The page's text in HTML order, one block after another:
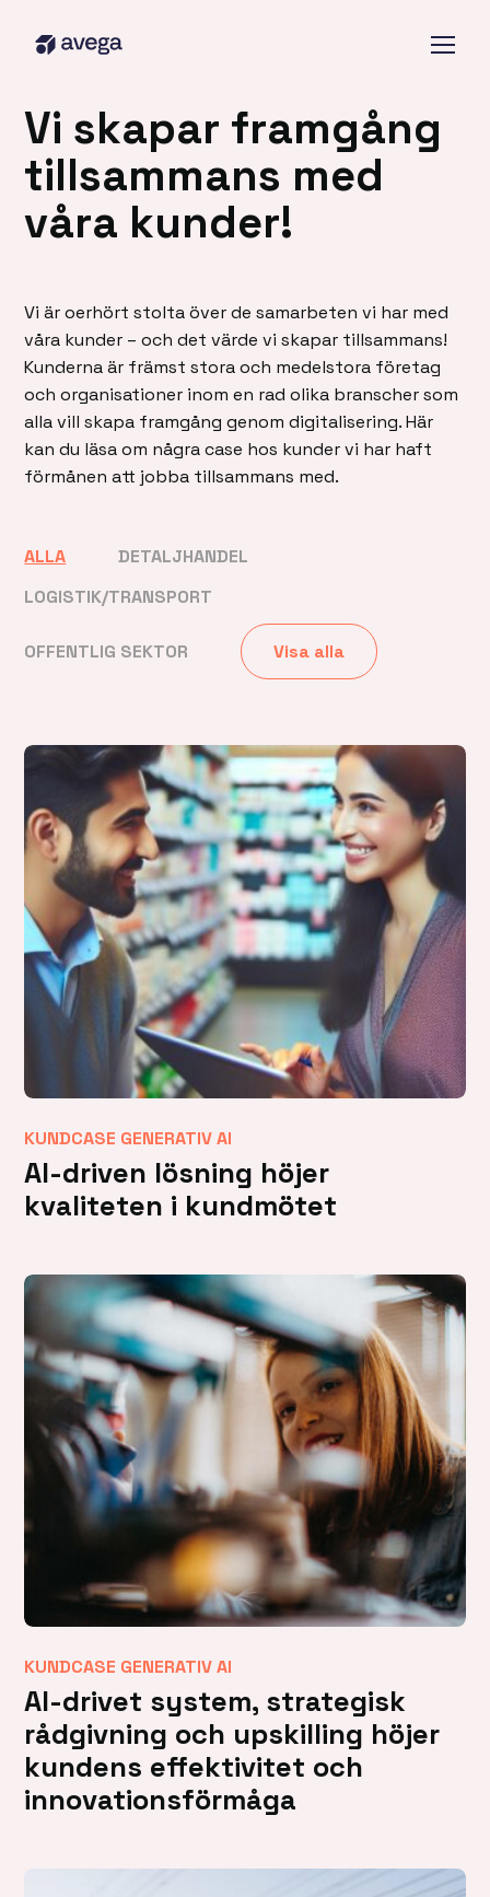
Vi skapar framgång
tillsammans med
våra kunder!
Vi är oerhört stolta över de samarbeten vi har med
våra kunder – och det värde vi skapar tillsammans!
Kunderna är främst stora och medelstora företag
och organisationer inom en rad olika branscher som
alla vill skapa framgång genom digitalisering. Här
kan du läsa om några case hos kunder vi har haft
förmånen att jobba tillsammans med.
ALLA
DETALJHANDEL
LOGISTIK/TRANSPORT
OFFENTLIG SEKTOR Visa alla
KUNDCASE GENERATIV AI
AI-driven lösning höjer
kvaliteten i kundmötet
KUNDCASE GENERATIV AI
AI-drivet system, strategisk
rådgivning och upskilling höjer
kundens effektivitet och
innovationsförmåga